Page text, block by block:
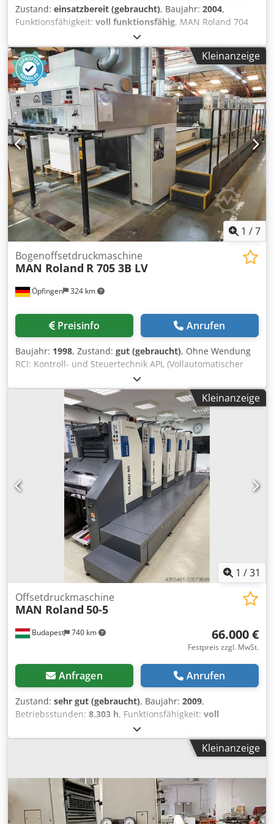
Zustand: einsatzbereit (gebraucht), Baujahr: 2004,
Funktionsfähigkeit: voll funktionsfähig, MAN Roland 704
Straight Machine 105 mio Impression PPL Dodoxvbnrepfx
Ak Ejck Rolandmatic RCI Auto Wash Ups Powder Spray UV
Dryer with 3 Lamps in Delivery 1 Interdeck
Kleinanzeige
1 /7
Öpfingen 324 km
Bogenoffsetdruckmaschine
MAN Roland R 705 3B LV
Preisinfo Anrufen
Baujahr: 1998, Zustand: gut (gebraucht), Ohne Wendung
RCI: Kontroll- und Steuertechnik APL (Vollautomatischer
Plattenwechsler): Automatisches Plattenwechselsystem mit
motorisierter Klemmung und Spannung der Druckplatten
Farbwerkstemperierung Grapho Metronic Technotrans
Kühlung und Umwälzung Roland Deltamatic Feuchtwerk IR
Trockner Quickstart: Software zur Optimierung der
Maschinensteuerung nach Stoppern Kersten Antistatic
Einrichtung am Anleger LCS: Low Coverage Stabilisation
Software zur Farbwerkeinstelllung bei sehr geringer
Abnahme Automatische Lackwascheinrichtung mit Bürste
Schnellspannschienen Lackmodul Lackiereinheit mit
Kammerrakelsystem Wekotron: Pudereinrichtung
Auslageverlängerung Dcsdpfx Ajhy Tfwjk Esk
Kleinanzeige
1 /31
Budapest 740 km
Offsetdruckmaschine
MAN Roland 50-5
66.000 €
Festpreis zzgl. MwSt.
Anfragen Anrufen
Zustand: sehr gut (gebraucht), Baujahr: 2009,
Betriebsstunden: 8.303 h, Funktionsfähigkeit: voll
, Maschinen-/Fahrzeugnummer:
Farbkanäle:5, Papiergewicht (max.):600 g/m², Papierbreite
520 mm , Papierhöhe
(Farbe):13.733.163, Art des Eingangsstroms:Drehstrom,
Eingangsspannung: 400 V
, Ausstattung:
Dokumentation/Handbuch
, MAN Roland 50-5 HiPrint
Fünffarben-Bogenoffsetmaschine im B3-Format, Baujahr
Kleinanzeige